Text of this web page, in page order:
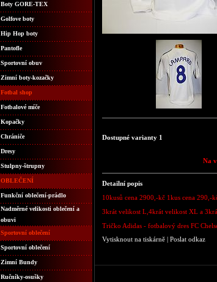
Boty GORE-TEX
Golfove boty
Hip Hop boty
Pantofle
Sportovní obuv
Zimní boty-kozačky
Fotbal shop
Fotbalové míče
Kopačky
Chrániče
Dresy
Stulpny-štrupny
OBLEČENÍ
Funkční oblečení-prádlo
Nadměrné velikosti oblečení a
obuvi
Sportovní oblečení
Sportovní oblečení
Zimní Bundy
Ručníky-osušky
Dostupné varianty 1
Na
Detailní popis
10kusů cena 2900,-kč 1kus cena 290,-
3krát velikost L,4krát velikost XL a
Tričko Adidas - fotbalový dres FC
Vytisknout na tiskárně | Poslat odkaz